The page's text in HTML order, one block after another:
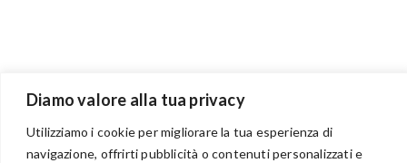
Diamo valore alla tua privacy
Utilizziamo i cookie per migliorare la tua esperienza di
navigazione, offrirti pubblicità o contenuti personalizzati e
BENVENUTI NEL PORTALE RIVENDITORI